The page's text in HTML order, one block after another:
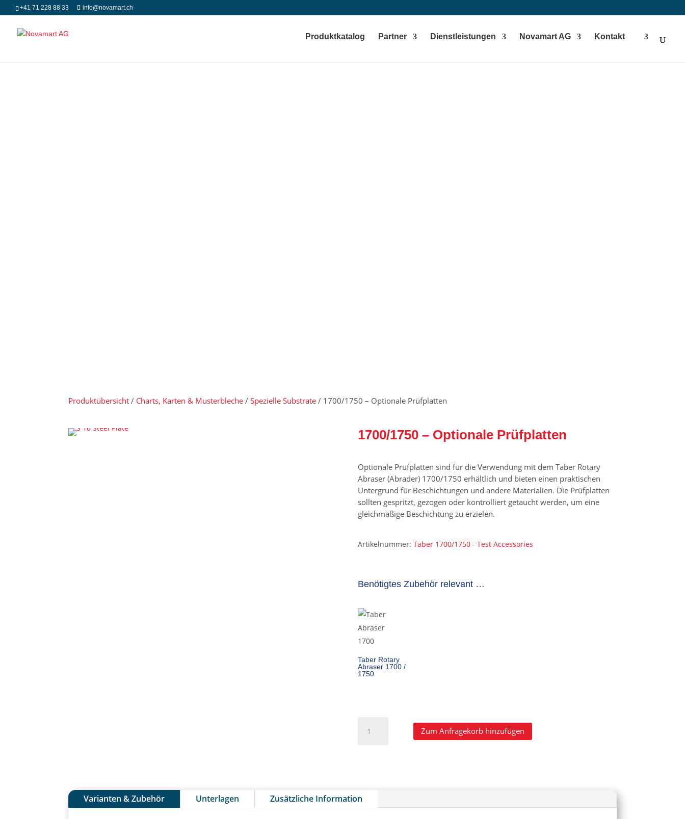
+41 71 228 88 33 info@novamart.ch
Produktkatalog Partner Dienstleistungen Novamart AG Kontakt
Produktübersicht / Charts, Karten & Musterbleche /Spezielle Substrate / 1700/1750 – Optionale Prüfplatten
1700/1750 – Optionale Prüfplatten
Optionale Prüfplatten sind für die Verwendung mit dem Taber Rotary
Abraser (Abrader) 1700/1750 erhältlich und bieten einen praktischen
Untergrund für Beschichtungen und andere Materialien. Die Prüfplatten
sollten gespritzt, gezogen oder kontrolliert getaucht werden, um eine
gleichmäßige Beschichtung zu erzielen.
Artikelnummer: Taber 1700/1750 - Test Accessories
Benötigtes Zubehör relevant …
Taber Rotary
Abraser 1700 /
1750
Zum Anfragekorb hinzufügen
Varianten & Zubehör Unterlagen Zusätzliche Information